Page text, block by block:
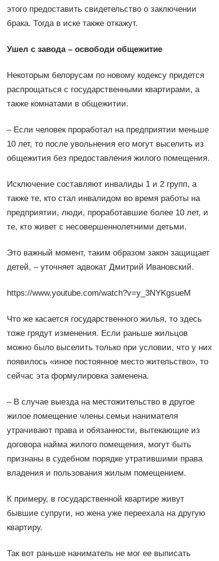
этого предоставить свидетельство о заключении
брака. Тогда в иске также откажут.
Ушел с завода – освободи общежитие
Некоторым белорусам по новому кодексу придется
распрощаться с государственными квартирами, а
также комнатами в общежитии.
– Если человек проработал на предприятии меньше
10 лет, то после увольнения его могут выселить из
общежития без предоставления жилого помещения.
Исключение составляют инвалиды 1 и 2 групп, а
также те, кто стал инвалидом во время работы на
предприятии, люди, проработавшие более 10 лет, и
те, кто живет с несовершеннолетними детьми.
Это важный момент, таким образом закон защищает
детей, – уточняет адвокат Дмитрий Ивановский.
https://www.youtube.com/watch?v=y_3NYKgsueM
Что же касается государственного жилья, то здесь
тоже грядут изменения. Если раньше жильцов
можно было выселить только при условии, что у них
появилось «иное постоянное место жительство», то
сейчас эта формулировка заменена.
– В случае выезда на местожительство в другое
жилое помещение члены семьи нанимателя
утрачивают права и обязанности, вытекающие из
договора найма жилого помещения, могут быть
признаны в судебном порядке утратившими права
владения и пользования жилым помещением.
К примеру, в государственной квартире живут
бывшие супруги, но жена уже переехала на другую
квартиру.
Так вот раньше наниматель не мог ее выписать